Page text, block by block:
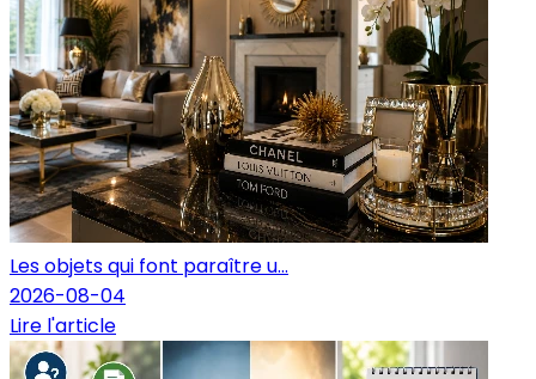
Les objets qui font paraître u...
2026-08-04
Lire l'article